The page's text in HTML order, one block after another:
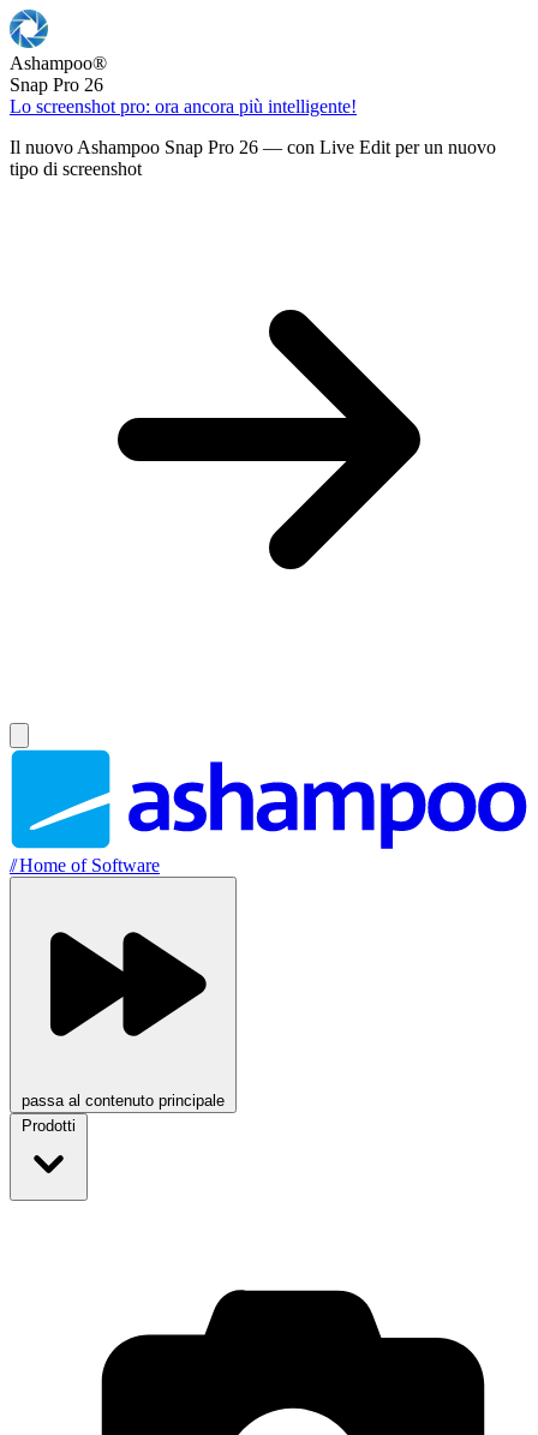
Ashampoo®
Snap Pro 26
Lo screenshot pro: ora ancora più intelligente!
Il nuovo Ashampoo Snap Pro 26 — con Live Edit per un nuovo
tipo di screenshot
//Home of Software
passa al contenuto principale
Prodotti